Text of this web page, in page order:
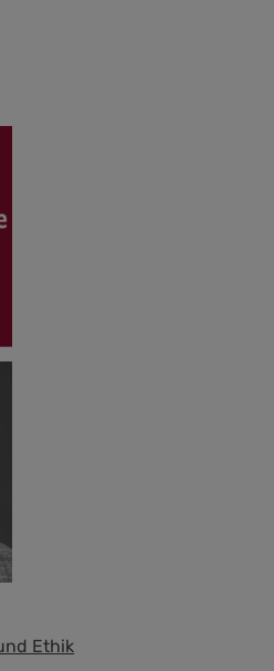
Ethik